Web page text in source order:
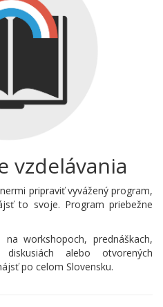
vzdelávania
pripraviť vyvážený program,
to svoje. Program priebežne
workshopoch, prednáškach,
diskusiách alebo otvorených
po celom Slovensku.